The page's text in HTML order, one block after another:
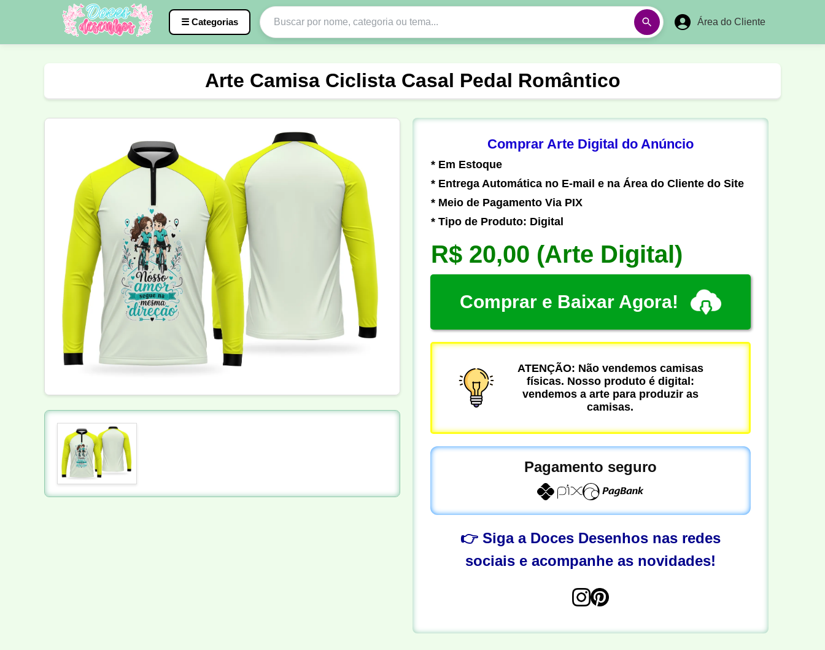
☰ Categorias Área do Cliente
Natal Agro Católica Vôlei Futebol Amador Pesca
Motocross Ciclismo Nail Designer Pedagogia Biologia Geografia História Matemática
Língua Portuguesa
Arte Camisa Ciclista Casal Pedal Romântico
Comprar Arte Digital do Anúncio
* Em Estoque
* Entrega Automática no E-mail e na Área do Cliente do Site
* Meio de Pagamento Via PIX
* Tipo de Produto: Digital
R$ 20,00 (Arte Digital)
Comprar e Baixar Agora!
ATENÇÃO: Não vendemos camisas
físicas. Nosso produto é digital:
vendemos a arte para produzir as
camisas.
Pagamento seguro
👉 Siga a Doces Desenhos nas redes
sociais e acompanhe as novidades!